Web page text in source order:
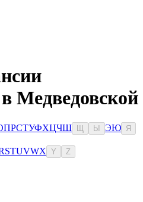
Медведовской
ПРСТУФХЦЧШ Ы ЭЮ Я
STUVWX Y Z